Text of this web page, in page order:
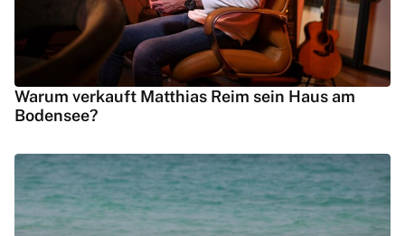
Warum verkauft Matthias Reim sein Haus am
Bodensee?